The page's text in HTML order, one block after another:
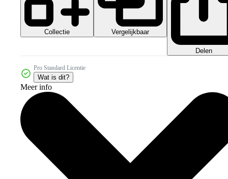
Collectie Vergelijkbaar
Delen
Pro Standard Licentie
Wat is dit?
Meer info